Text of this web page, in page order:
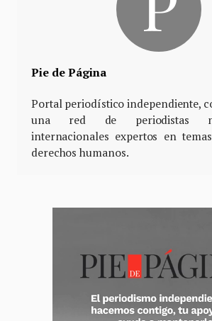
Pie de Página
Portal periodístico independiente,
una red de periodistas
internacionales expertos en
derechos humanos.